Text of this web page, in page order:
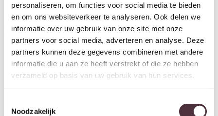
personaliseren, om functies voor social media te bieden
en om ons websiteverkeer te analyseren. Ook delen we
informatie over uw gebruik van onze site met onze
partners voor social media, adverteren en analyse. Deze
partners kunnen deze gegevens combineren met andere
informatie die u aan ze heeft verstrekt of die ze hebben
verzameld op basis van uw gebruik van hun services.
Noodzakelijk
Starfurn Matrixpoot Zand
Ovaal/Rechthoek 190 cm Koker
4×8 cm
Starfurn Matrixpoot Brons
Ovaal/Rechthoek 140 cm Koker
4×8 cm